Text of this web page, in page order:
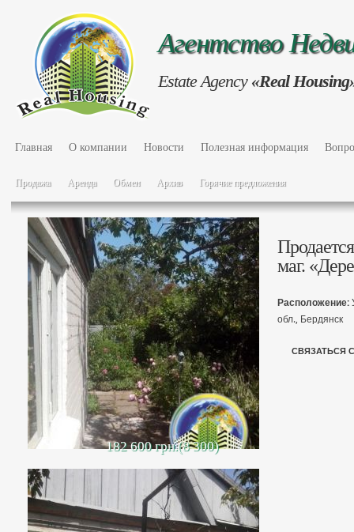
Агентство
Estate Agency «Real
Главная О компании Новости Полезная информация
Продажа Аренда Обмен Архив Горячие предложения
182 600 грн.(8 300)
маг.
Расположение:
обл., Бердянск
СВЯЗАТЬСЯ